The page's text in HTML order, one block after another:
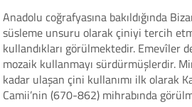
Anadolu coğrafyasına bakıldığında
süsleme unsuru olarak çiniyi tercih
kullandıkları görülmektedir. Emevîler
mozaik kullanmayı sürdürmüşlerdir.
kadar ulaşan çini kullanımı ilk olarak
Camii’nin (670-862) mihrabında